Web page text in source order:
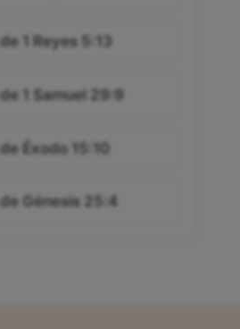
1 Reyes 5:13
1 Samuel 29:9
Éxodo 15:10
Génesis 25:4